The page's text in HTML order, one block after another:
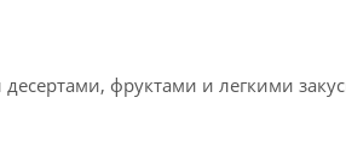
фруктами и легкими